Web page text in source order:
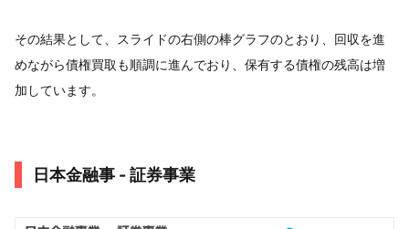
その結果として、スライドの右側の棒グラフのとおり、回収を進
めながら債権買取も順調に進んでおり、保有する債権の残高は増
加しています。
日本金融事 - 証券事業